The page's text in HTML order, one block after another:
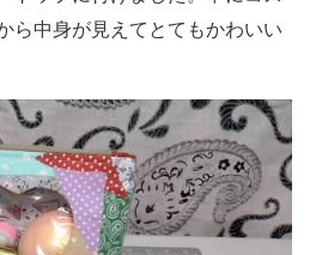
ら中身が見えてとてもかわいい